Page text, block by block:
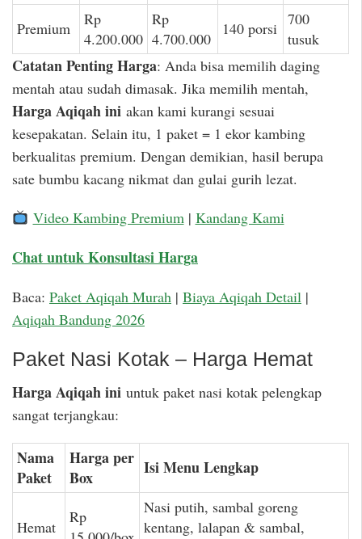
Premium
Rp
4.200.000
Rp
4.700.000
140 porsi 700
tusuk
Catatan Penting Harga: Anda bisa memilih daging
mentah atau sudah dimasak. Jika memilih mentah,
Harga Aqiqah ini akan kami kurangi sesuai
kesepakatan. Selain itu, 1 paket = 1 ekor kambing
berkualitas premium. Dengan demikian, hasil berupa
sate bumbu kacang nikmat dan gulai gurih lezat.
Video Kambing Premium| Kandang Kami
Chat untuk Konsultasi Harga
Baca: Paket Aqiqah Murah | Biaya Aqiqah Detail |
Aqiqah Bandung 2026
Paket Nasi Kotak – Harga Hemat
Harga Aqiqah ini untuk paket nasi kotak pelengkap
sangat terjangkau:
Nama
Paket
Harga per
Box
Isi Menu Lengkap
Hemat
Rp
Nasi putih, sambal goreng
kentang, lalapan & sambal,